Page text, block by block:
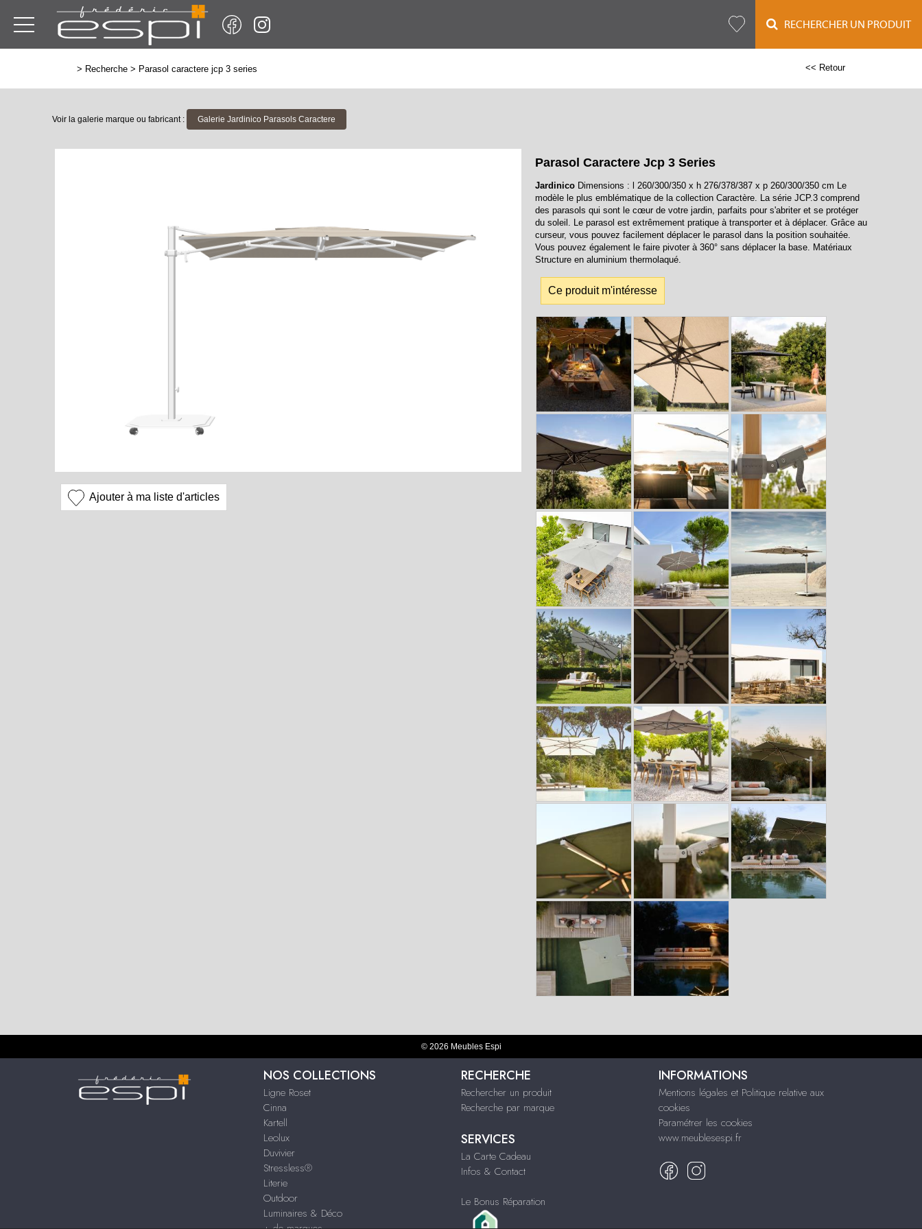
RECHERCHER UN PRODUIT
> Recherche > Parasol caractere jcp 3 series << Retour
Voir la galerie marque ou fabricant : Galerie Jardinico Parasols Caractere
Ajouter à ma liste d'articles
Parasol Caractere Jcp 3 Series
Jardinico Dimensions : l 260/300/350 x h 276/378/387 x p 260/300/350 cm Le
modèle le plus emblématique de la collection Caractère. La série JCP.3 comprend
des parasols qui sont le cœur de votre jardin, parfaits pour s'abriter et se protéger
du soleil. Le parasol est extrêmement pratique à transporter et à déplacer. Grâce au
curseur, vous pouvez facilement déplacer le parasol dans la position souhaitée.
Vous pouvez également le faire pivoter à 360° sans déplacer la base. Matériaux
Structure en aluminium thermolaqué.
Ce produit m'intéresse
© 2026 Meubles Espi
NOS COLLECTIONS
Ligne Roset
Cinna
Kartell
Leolux
Duvivier
Stressless®
Literie
Outdoor
Luminaires & Déco
RECHERCHE
Rechercher un produit
Recherche par marque
SERVICES
La Carte Cadeau
Infos & Contact
Le Bonus Réparation
INFORMATIONS
Mentions légales et Politique relative aux
cookies
Paramétrer les cookies
www.meublesespi.fr